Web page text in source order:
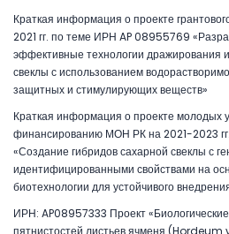
Краткая информация о проекте
2021 гг. по теме ИРН AP 08955769
эффективные технологии дражирования
свеклы с использованием
защитных и стимулирующих веществ»
Краткая информация о проекте молодых
финансированию МОН РК на 2021-2023
«Создание гибридов сахарной свеклы с
идентифицированными свойствами на
биотехнологии для устойчивого
ИРН: AP08957333 Проект
пятнистостей листьев ячменя